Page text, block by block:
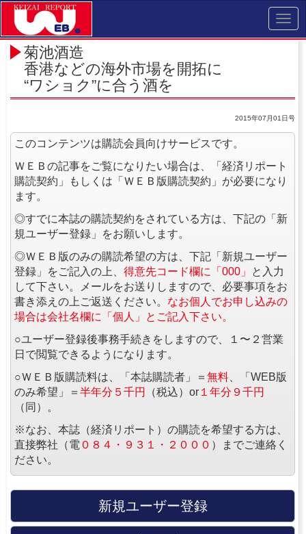
菊池酒造
香港などの海外市場を開拓に
“ワショク”に合う酒を
2015年07月01日号
このコンテンツは購読会員向けサービスです。
ＷＥＢの記事をご覧になりたい場合は、「経済リポート
購読契約」もしくは「ＷＥＢ版購読契約」が必要になり
ます。
◎すでに本誌の購読契約をされている方は、下記の「新
規ユーザー登録」をお願いします。
◎ＷＥＢ版のみの購読希望の方は、下記「新規ユーザー
登録」をご記入の上、 得意先コード欄に「000」
と入力
して下さい。メールをお送りしますので、必要事項をお
書き添えの上ご返送ください。 なお個人でお申し込みの
場合は会社名欄に「個人」とご記入下さい。
○ユーザー登録後事務手続きをしますので、１〜２営業
日で閲覧できるようになります。
○ＷＥＢ版購読料は、「本誌購読者」＝ 無料 、「WEB版
のみ希望」＝ 半年分５千円 （税込）or １年分９千円
（同）。
※なお、本誌（経済リポート）の購読を希望する方は、
直接弊社（電 ０８４・９３１・２０００ ）までご連絡く
ださい。
新規ユーザー登録